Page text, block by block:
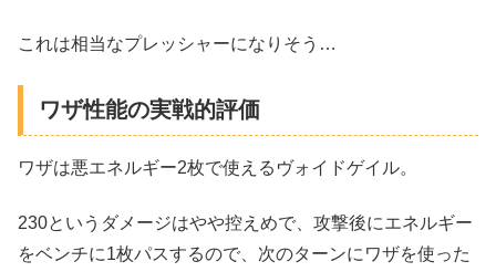
これは相当なプレッシャーになりそう…
ワザ性能の実戦的評価
ワザは悪エネルギー2枚で使えるヴォイドゲイル。
230というダメージはやや控えめで、攻撃後にエネルギー
をベンチに1枚パスするので、次のターンにワザを使った